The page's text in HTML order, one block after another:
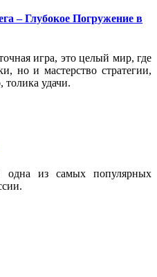
– Глубокое Погружение в
игра, это целый мир, где
но и мастерство стратегии,
толика удачи.
из самых популярных